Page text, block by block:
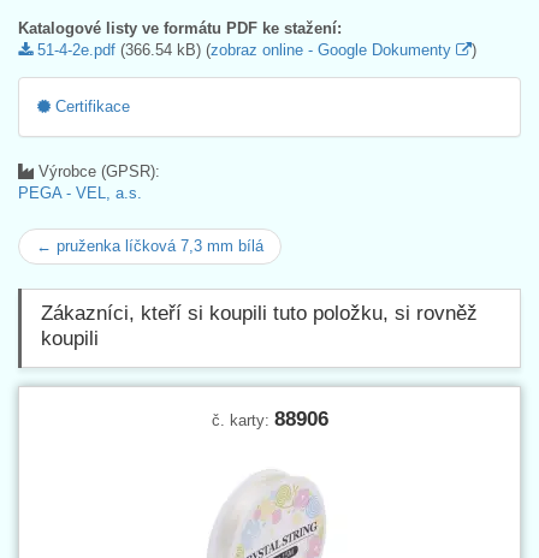
Katalogové listy ve formátu PDF ke stažení:
51-4-2e.pdf (366.54 kB) (zobraz online - Google Dokumenty )
Certifikace
Výrobce (GPSR):
PEGA - VEL, a.s.
← pruženka líčková 7,3 mm bílá
Zákazníci, kteří si koupili tuto položku, si rovněž
koupili
č. karty: 88906